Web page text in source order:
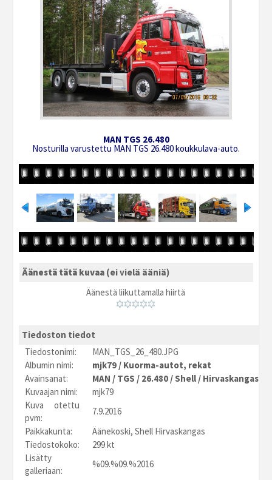
MAN TGS 26.480
Nosturilla varustettu MAN TGS 26.480 koukkulava-auto.
Äänestä tätä kuvaa (ei vielä ääniä)
Äänestä liikuttamalla hiirtä
Tiedoston tiedot
Tiedostonimi:
MAN_TGS_26_480.JPG
Albumin nimi:
mjk79 / Kuorma-autot, rekat
Avainsanat:
MAN / TGS / 26.480 /Shell / Hirvaskangas
Kuvaajan nimi:
mjk79
Kuva otettu
pvm:
7.9.2016
Paikkakunta:
Äänekoski, Shell Hirvaskangas
Tiedostokoko:
299 kt
Lisätty
galleriaan:
%09.%09.%2016